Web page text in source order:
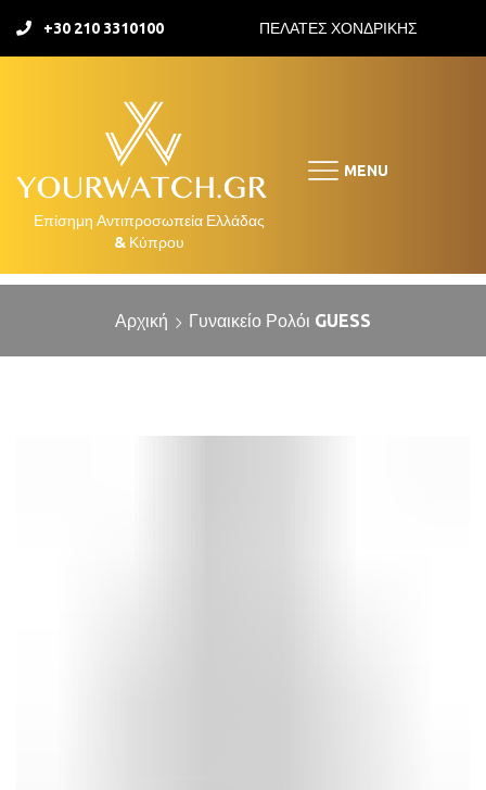
+30 210 3310100 ΠΕΛΑΤΕΣ ΧΟΝΔΡΙΚΗΣ
MENU
Αρχική Γυναικείο Ρολόι GUESS